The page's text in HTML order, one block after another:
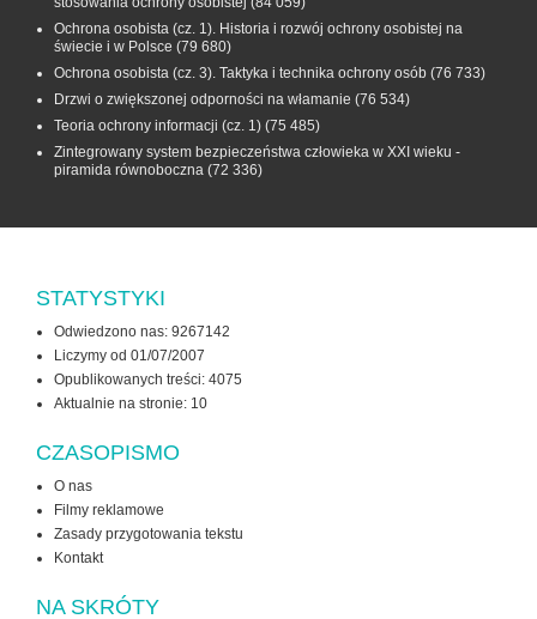
Ochrona osobista (cz. 1). Historia i rozwój ochrony osobistej na
świecie i w Polsce (79 680)
Ochrona osobista (cz. 3). Taktyka i technika ochrony osób (76 733)
Drzwi o zwiększonej odporności na włamanie (76 534)
Teoria ochrony informacji (cz. 1) (75 485)
Zintegrowany system bezpieczeństwa człowieka w XXI wieku -
piramida równoboczna (72 336)
STATYSTYKI
Odwiedzono nas: 9267142
Liczymy od 01/07/2007
Opublikowanych treści: 4075
Aktualnie na stronie: 10
CZASOPISMO
O nas
Filmy reklamowe
Zasady przygotowania tekstu
Kontakt
NA SKRÓTY